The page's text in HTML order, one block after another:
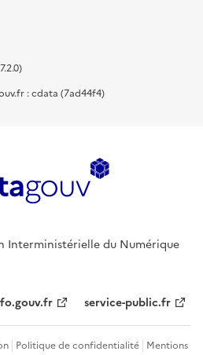
: cdata (7ad44f4)
Interministérielle du Numérique
service-public.fr
Politique de confidentialité Mentions